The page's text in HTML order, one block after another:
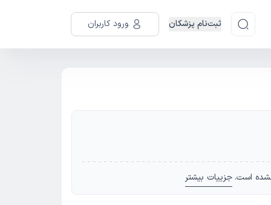
ثبت‌نام پزشکان ورود کاربران
است. جزییات بیشتر